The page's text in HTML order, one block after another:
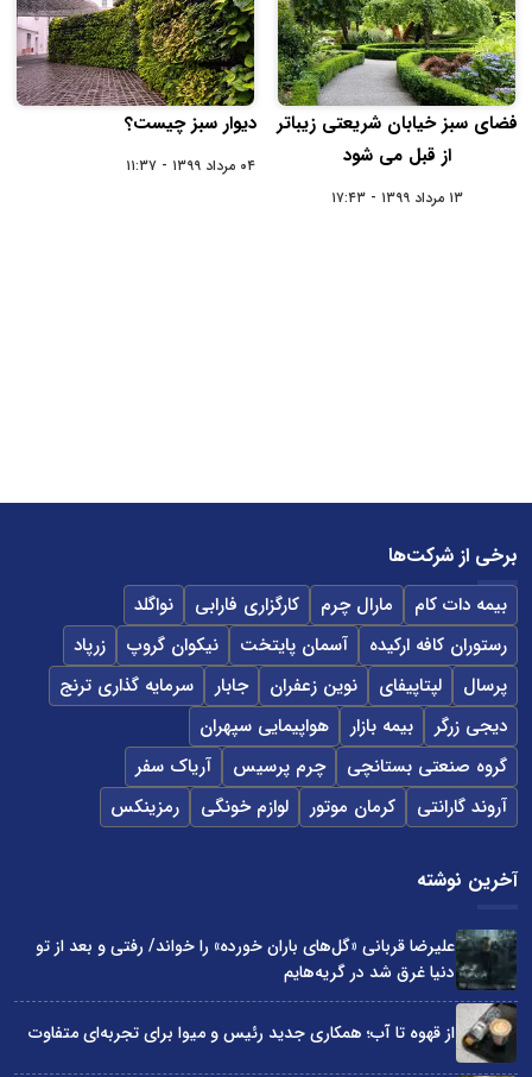
فضای سبز خیابان شریعتی زیباتر
از قبل می شود
۱۳ مرداد ۱۳۹۹ - ۱۷:۴۳
دیوار سبز چیست؟
۰۴ مرداد ۱۳۹۹ - ۱۱:۳۷
برخی از شرکت‌ها
بیمه دات کام مارال چرم کارگزاری فارابی
نواگلد
رستوران کافه ارکیده
آسمان پایتخت نیکوان گروپ
زرپاد
پرسال
لپتاپیفای نوین زعفران جابار
سرمایه گذاری ترنج
دیجی زرگر
بیمه بازار
هواپیمایی سپهران
گروه صنعتی بستانچی
چرم پرسیس
آریاک سفر
آروند گارانتی
کرمان موتور لوازم خونگی رمزینکس
آخرین نوشته
علیرضا قربانی «گل‌های باران خورده» را خواند/ رفتی و بعد از تو
دنیا غرق شد در گریه‌هایم
از قهوه تا آب؛ همکاری جدید رئیس و میوا برای تجربه‌ای متفاوت